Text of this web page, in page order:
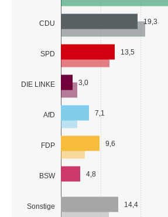
CDU
SPD
DIE LINKE
AfD
FDP
BSW
Sonstige
19,3
13,5
3,0
7,1
9,6
4,8
14,4